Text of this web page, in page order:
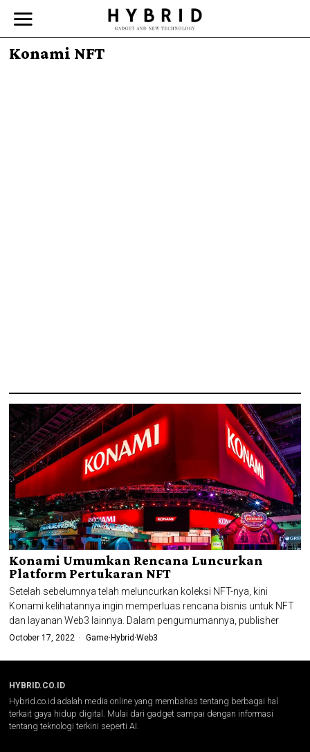
Konami NFT
Konami Umumkan Rencana Luncurkan
Platform Pertukaran NFT
Setelah sebelumnya telah meluncurkan koleksi NFT-nya, kini
Konami kelihatannya ingin memperluas rencana bisnis untuk NFT
dan layanan Web3 lainnya. Dalam pengumumannya, publisher
October 17, 2022 Game· Hybrid ·Web3
HYBRID.CO.ID
Hybrid.co.id adalah media online yang membahas tentang berbagai hal
terkait gaya hidup digital. Mulai dari gadget sampai dengan informasi
tentang teknologi terkini seperti AI.